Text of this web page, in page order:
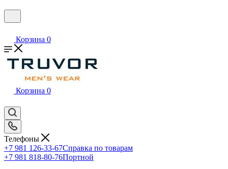
Корзина 0
Корзина 0
Телефоны
+7 981 126-33-67Справка по товарам
+7 981 818-80-76Портной